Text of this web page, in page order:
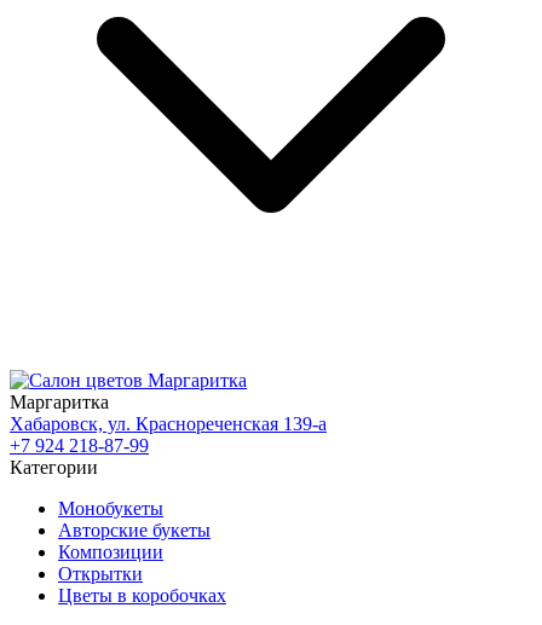
Маргаритка
Хабаровск, ул. Краснореченская 139-а
+7 924 218-87-99
Категории
Монобукеты
Авторские букеты
Композиции
Открытки
Цветы в коробочках